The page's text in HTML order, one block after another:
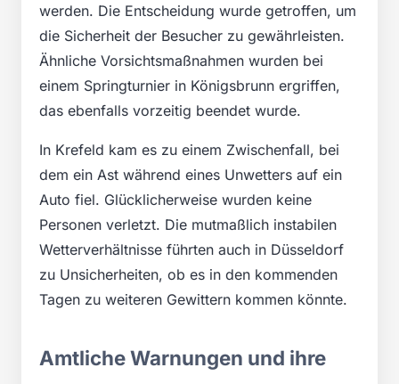
werden. Die Entscheidung wurde getroffen, um
die Sicherheit der Besucher zu gewährleisten.
Ähnliche Vorsichtsmaßnahmen wurden bei
einem Springturnier in Königsbrunn ergriffen,
das ebenfalls vorzeitig beendet wurde.
In Krefeld kam es zu einem Zwischenfall, bei
dem ein Ast während eines Unwetters auf ein
Auto fiel. Glücklicherweise wurden keine
Personen verletzt. Die mutmaßlich instabilen
Wetterverhältnisse führten auch in Düsseldorf
zu Unsicherheiten, ob es in den kommenden
Tagen zu weiteren Gewittern kommen könnte.
Amtliche Warnungen und ihre